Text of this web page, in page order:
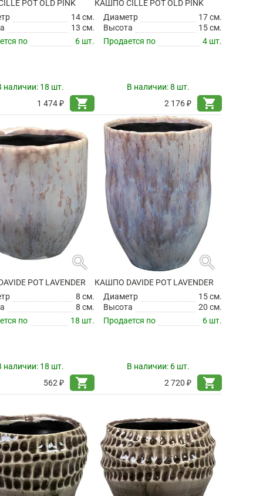
POT OLD PINK
14 см.
13 см.
по
6 шт.
наличии: 18 шт.
1 474 ₽
shopping_cart
КАШПО CILLE POT OLD PINK
Диаметр
17 см.
Высота
15 см.
Продается по
4 шт.
В наличии:8 шт.
2 176 ₽
shopping_cart
search
POT LAVENDER
8 см.
8 см.
по
18 шт.
наличии: 18 шт.
562 ₽
shopping_cart
search
КАШПО DAVIDE POT LAVENDER
Диаметр
15 см.
Высота
20 см.
Продается по
6 шт.
В наличии: 6 шт.
2 720 ₽
shopping_cart